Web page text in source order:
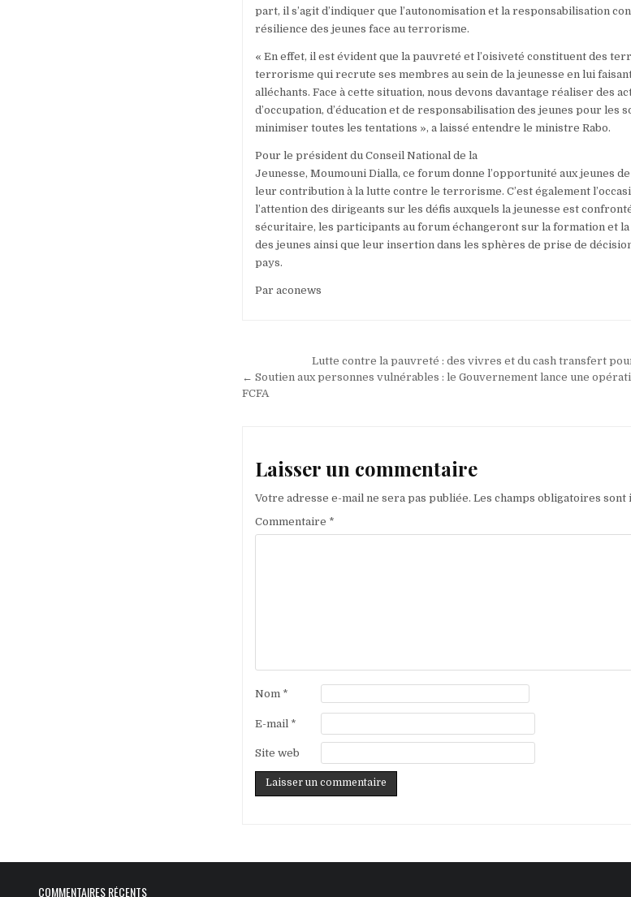
part, il s’agit d’indiquer que l’autonomisation et la responsabilisation
résilience des jeunes face au terrorisme.
« En effet, il est évident que la pauvreté et l’oisiveté constituent des
terrorisme qui recrute ses membres au sein de la jeunesse en lui
alléchants. Face à cette situation, nous devons davantage réaliser des
d’occupation, d’éducation et de responsabilisation des jeunes pour les
minimiser toutes les tentations », a laissé entendre le ministre Rabo.
Pour le président du Conseil National de la
Jeunesse, Moumouni Dialla, ce forum donne l’opportunité aux jeunes
leur contribution à la lutte contre le terrorisme. C’est également
l’attention des dirigeants sur les défis auxquels la jeunesse est
sécuritaire, les participants au forum échangeront sur la formation et
des jeunes ainsi que leur insertion dans les sphères de prise de
pays.
Par aconews
Navigation
de
Lutte contre la pauvreté : des vivres et du cash transfert
← Soutien aux personnes vulnérables : le Gouvernement lance une
FCFA
Laisser un commentaire
Votre adresse e-mail ne sera pas publiée. Les champs obligatoires sont
Commentaire *
Nom *
E-mail *
Site web
COMMENTAIRES RÉCENTS